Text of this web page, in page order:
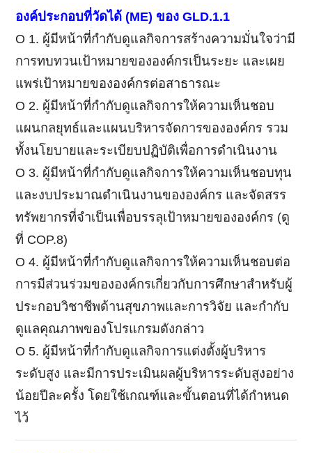
องค์ประกอบที่วัดได้ (ME) ของ GLD.1.1
Ο 1. ผู้มีหน้าที่กำกับดูแลกิจการสร้างความมั่นใจว่ามี
การทบทวนเป้าหมายขององค์กรเป็นระยะ และเผย
แพร่เป้าหมายขององค์กรต่อสาธารณะ
Ο 2. ผู้มีหน้าที่กำกับดูแลกิจการให้ความเห็นชอบ
แผนกลยุทธ์และแผนบริหารจัดการขององค์กร รวม
ทั้งนโยบายและระเบียบปฏิบัติเพื่อการดำเนินงาน
Ο 3. ผู้มีหน้าที่กำกับดูแลกิจการให้ความเห็นชอบทุน
และงบประมาณดำเนินงานขององค์กร และจัดสรร
ทรัพยากรที่จำเป็นเพื่อบรรลุเป้าหมายขององค์กร (ดู
ที่ COP.8)
Ο 4. ผู้มีหน้าที่กำกับดูแลกิจการให้ความเห็นชอบต่อ
การมีส่วนร่วมขององค์กรเกี่ยวกับการศึกษาสำหรับผู้
ประกอบวิชาชีพด้านสุขภาพและการวิจัย และกำกับ
ดูแลคุณภาพของโปรแกรมดังกล่าว
Ο 5. ผู้มีหน้าที่กำกับดูแลกิจการแต่งตั้งผู้บริหาร
ระดับสูง และมีการประเมินผลผู้บริหารระดับสูงอย่าง
น้อยปีละครั้ง โดยใช้เกณฑ์และขั้นตอนที่ได้กำหนด
ไว้